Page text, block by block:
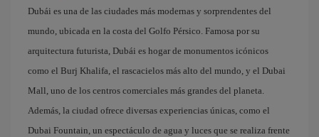
Dubái es una de las ciudades más modernas y sorprendentes del
mundo, ubicada en la costa del Golfo Pérsico. Famosa por su
arquitectura futurista, Dubái es hogar de monumentos icónicos
como el Burj Khalifa, el rascacielos más alto del mundo, y el Dubai
Mall, uno de los centros comerciales más grandes del planeta.
Además, la ciudad ofrece diversas experiencias únicas, como el
Dubai Fountain, un espectáculo de agua y luces que se realiza frente